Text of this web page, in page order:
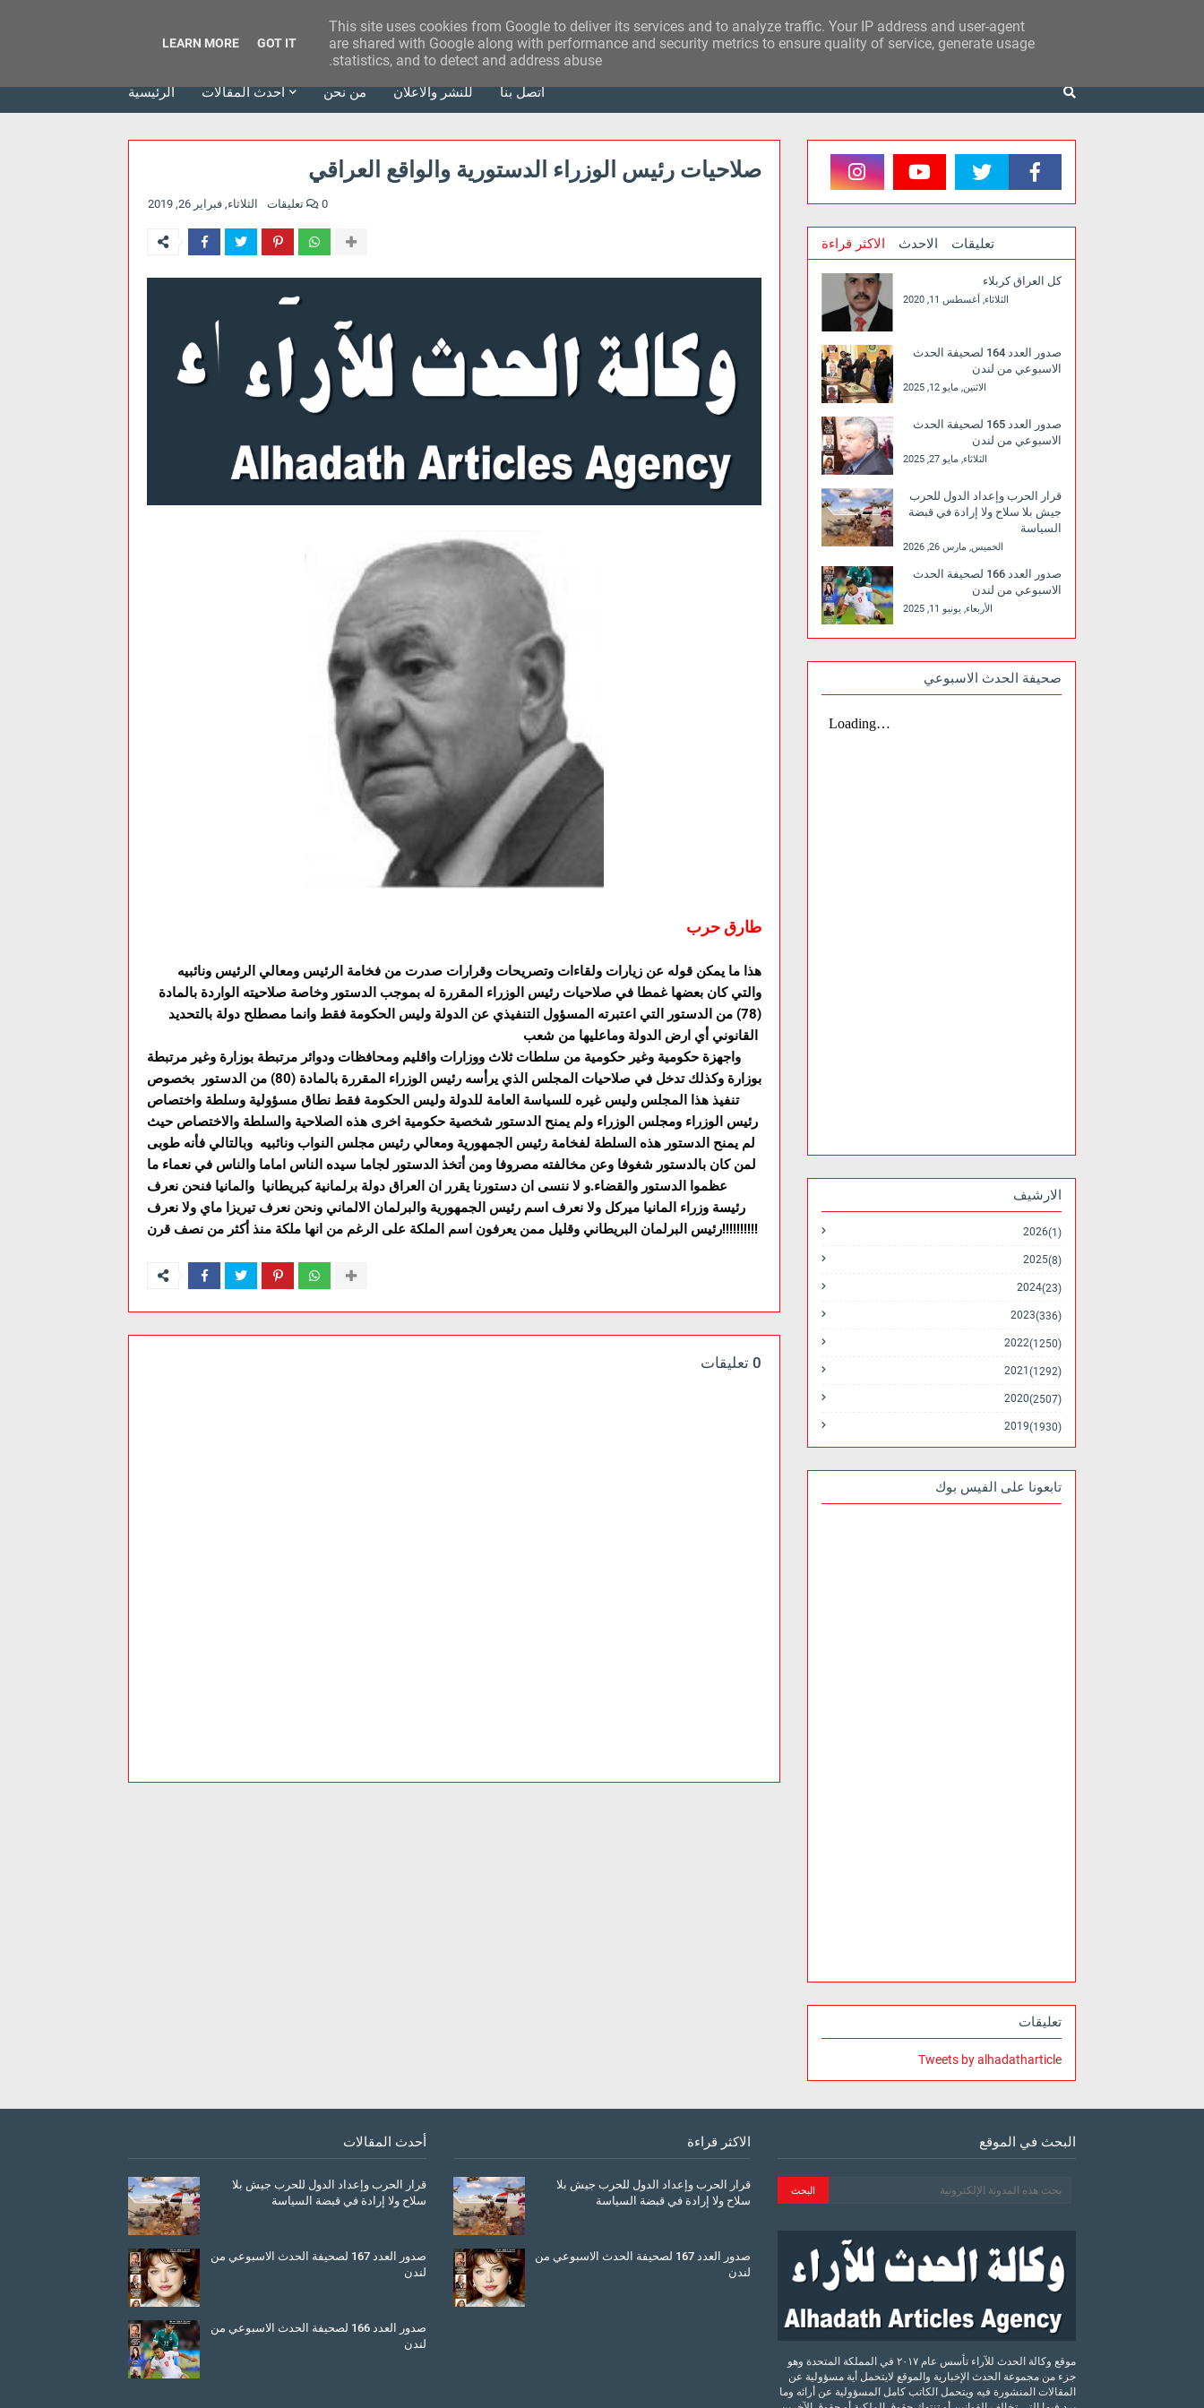
وكالة الحدث للآراء
الرئيسية أحدث المقالات من نحن للنشر والاعلان أتصل بنا
صلاحيات رئيس الوزراء الدستورية والواقع العراقي
الثلاثاء, فبراير 26, 2019 0 تعليقات
طارق حرب
هذا ما يمكن قوله عن زيارات ولقاءات وتصريحات وقرارات صدرت من فخامة الرئيس ومعالي الرئيس ونائبيه
والتي كان بعضها غمطا في صلاحيات رئيس الوزراء المقررة له بموجب الدستور وخاصة صلاحيته الواردة بالمادة
(78) من الدستور التي اعتبرته المسؤول التنفيذي عن الدولة وليس الحكومة فقط وانما مصطلح دولة بالتحديد
واجهزة حكومية وغير حكومية من سلطات ثلاث ووزارات واقليم ومحافظات ودوائر مرتبطة بوزارة وغير مرتبطة
بوزارة وكذلك تدخل في صلاحيات المجلس الذي يرأسه رئيس الوزراء المقررة بالمادة (80) من الدستور بخصوص
تنفيذ هذا المجلس وليس غيره للسياسة العامة للدولة وليس الحكومة فقط نطاق مسؤولية وسلطة واختصاص
رئيس الوزراء ومجلس الوزراء ولم يمنح الدستور شخصية حكومية اخرى هذه الصلاحية والسلطة والاختصاص حيث
لم يمنح الدستور هذه السلطة لفخامة رئيس الجمهورية ومعالي رئيس مجلس النواب ونائبيه وبالتالي فأنه طوبى
لمن كان بالدستور شغوفا وعن مخالفته مصروفا ومن أتخذ الدستور لجاما سيده الناس اماما والناس في نعماء ما
عظموا الدستور والقضاء.و لا ننسى ان دستورنا يقرر ان العراق دولة برلمانية كبريطانيا والمانيا فنحن نعرف
رئيسة وزراء المانيا ميركل ولا نعرف اسم رئيس الجمهورية والبرلمان الالماني ونحن نعرف تيريزا ماي ولا نعرف
رئيس البرلمان البريطاني وقليل ممن يعرفون اسم الملكة على الرغم من انها ملكة منذ أكثر من نصف قرن!!!!!!!!!!
0 تعليقات
الاكثر قراءة الاحدث تعليقات
كل العراق كربلاء
الثلاثاء, أغسطس 11, 2020
صدور العدد 164 لصحيفة الحدث
الاسبوعي من لندن
الاثنين, مايو 12, 2025
صدور العدد 165 لصحيفة الحدث
الاسبوعي من لندن
الثلاثاء, مايو 27, 2025
قرار الحرب وإعداد الدول للحرب
جيش بلا سلاح ولا إرادة في قبضة
السياسة
الخميس, مارس 26, 2026
صدور العدد 166 لصحيفة الحدث
الاسبوعي من لندن
الأربعاء, يونيو 11, 2025
صحيفة الحدث الاسبوعي
الارشيف
2026 (1)
2025 (8)
2024 (23)
2023 (336)
2022 (1250)
2021 (1292)
2020 (2507)
2019 (1930)
تابعونا على الفيس بوك
تعليقات
Tweets by alhadatharticle
البحث في الموقع
موقع وكالة الحدث للآراء تأسس عام ٢٠١٧ في المملكة المتحدة وهو
جزء من مجموعة الحدث الإخبارية والموقع لايتحمل أية مسؤولية عن
المقالات المنشورة فيه ويتحمل الكاتب كامل المسؤولية عن أرائه وما
الاكثر قراءة
قرار الحرب وإعداد الدول للحرب جيش بلا
سلاح ولا إرادة في قبضة السياسة
صدور العدد 167 لصحيفة الحدث الاسبوعي من
لندن
أحدث المقالات
قرار الحرب وإعداد الدول للحرب جيش بلا
سلاح ولا إرادة في قبضة السياسة
صدور العدد 167 لصحيفة الحدث الاسبوعي من
لندن
صدور العدد 166 لصحيفة الحدث الاسبوعي من
لندن
This site uses cookies from Google to deliver its services and to analyze traffic. Your IP address and user-agent
are shared with Google along with performance and security metrics to ensure quality of service, generate usage
statistics, and to detect and address abuse.
LEARN MORE GOT IT